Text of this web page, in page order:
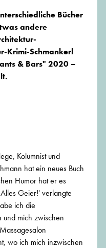
Bücher
andere
Krimi-Schmankerl
& Bars" 2020 –
Kolumnist und
hat ein neues Buch
Humor hat er es
Geier!' verlangte
ich die
und mich zwischen
wo ich mich inzwischen